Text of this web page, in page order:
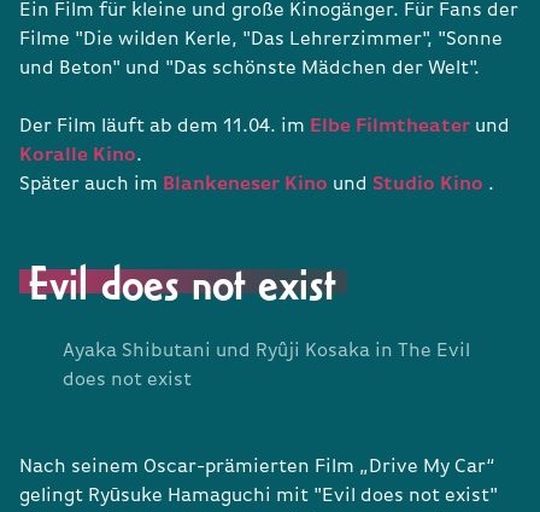
Ein Film für kleine und große Kinogänger. Für Fans der
Filme "Die wilden Kerle, "Das Lehrerzimmer", "Sonne
und Beton" und "Das schönste Mädchen der Welt".
Der Film läuft ab dem 11.04. im Elbe Filmtheater und
Koralle Kino.
Später auch im Blankeneser Kino und Studio Kino .
Evil does not exist
Ayaka Shibutani und Ryûji Kosaka in The Evil
does not exist
Nach seinem Oscar-prämierten Film „Drive My Car“
gelingt Ryūsuke Hamaguchi mit "Evil does not exist"